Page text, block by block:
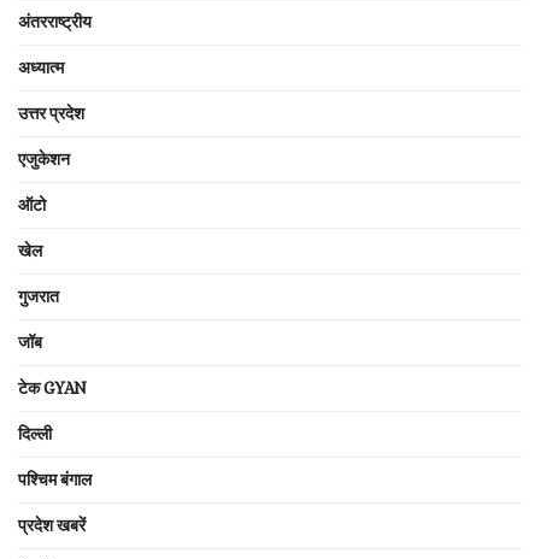
अंतरराष्ट्रीय
अध्यात्म
उत्तर प्रदेश
एजुकेशन
ऑटो
खेल
गुजरात
जॉब
टेक GYAN
दिल्ली
पश्चिम बंगाल
प्रदेश खबरें